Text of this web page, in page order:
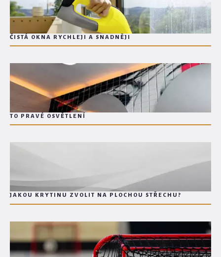
ČISTÁ OKNA RYCHLEJI A SNADNĚJI
TO PRAVÉ OSVĚTLENÍ
JAKOU KRYTINU ZVOLIT NA PLOCHOU STŘECHU?